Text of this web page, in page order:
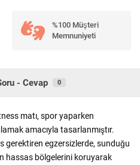
%100 Müşteri
Memnuniyeti
- Cevap 0
matı, spor yaparken
amacıyla tasarlanmıştır.
gerektiren egzersizlerde, sunduğu
hassas bölgelerini koruyarak